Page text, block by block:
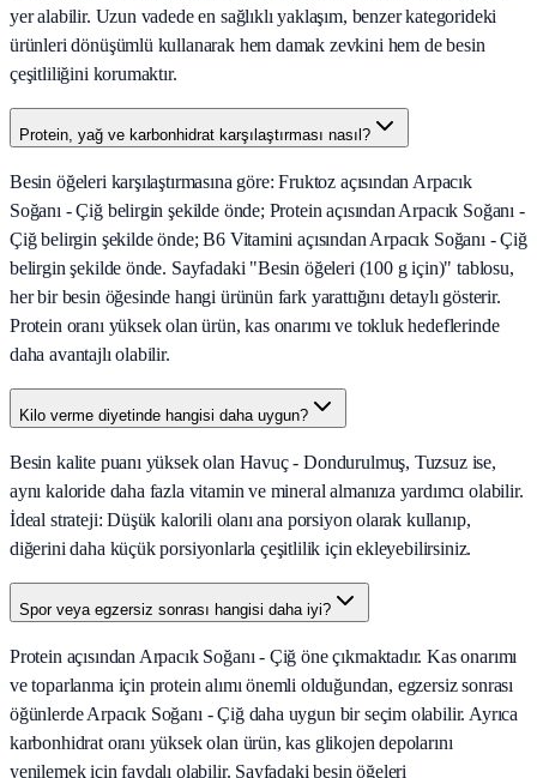
yer alabilir. Uzun vadede en sağlıklı yaklaşım, benzer kategorideki
ürünleri dönüşümlü kullanarak hem damak zevkini hem de besin
çeşitliliğini korumaktır.
Protein, yağ ve karbonhidrat karşılaştırması nasıl?
Besin öğeleri karşılaştırmasına göre: Fruktoz açısından Arpacık
Soğanı - Çiğ belirgin şekilde önde; Protein açısından Arpacık Soğanı -
Çiğ belirgin şekilde önde; B6 Vitamini açısından Arpacık Soğanı - Çiğ
belirgin şekilde önde. Sayfadaki "Besin öğeleri (100 g için)" tablosu,
her bir besin öğesinde hangi ürünün fark yarattığını detaylı gösterir.
Protein oranı yüksek olan ürün, kas onarımı ve tokluk hedeflerinde
daha avantajlı olabilir.
Kilo verme diyetinde hangisi daha uygun?
Besin kalite puanı yüksek olan Havuç - Dondurulmuş, Tuzsuz ise,
aynı kaloride daha fazla vitamin ve mineral almanıza yardımcı olabilir.
İdeal strateji: Düşük kalorili olanı ana porsiyon olarak kullanıp,
diğerini daha küçük porsiyonlarla çeşitlilik için ekleyebilirsiniz.
Spor veya egzersiz sonrası hangisi daha iyi?
Protein açısından Arpacık Soğanı - Çiğ öne çıkmaktadır. Kas onarımı
ve toparlanma için protein alımı önemli olduğundan, egzersiz sonrası
öğünlerde Arpacık Soğanı - Çiğ daha uygun bir seçim olabilir. Ayrıca
karbonhidrat oranı yüksek olan ürün, kas glikojen depolarını
yenilemek için faydalı olabilir. Sayfadaki besin öğeleri